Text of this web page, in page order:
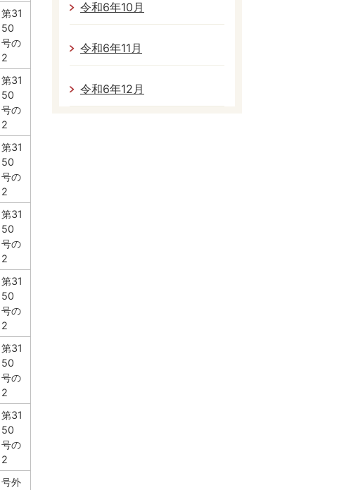
第31
50
号の
2
第31
50
号の
2
第31
50
号の
2
第31
50
号の
2
第31
50
号の
2
第31
50
号の
2
第31
50
号の
2
号外
令和6年10月
令和6年11月
令和6年12月